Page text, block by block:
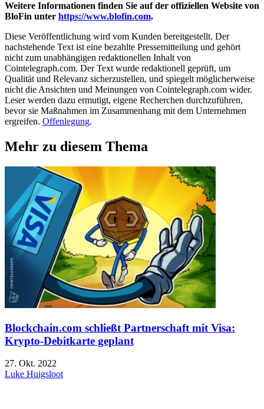
Weitere Informationen finden Sie auf der offiziellen Website von
BloFin unter https://www.blofin.com.
Diese Veröffentlichung wird vom Kunden bereitgestellt. Der
nachstehende Text ist eine bezahlte Pressemitteilung und gehört
nicht zum unabhängigen redaktionellen Inhalt von
Cointelegraph.com. Der Text wurde redaktionell geprüft, um
Qualität und Relevanz sicherzustellen, und spiegelt möglicherweise
nicht die Ansichten und Meinungen von Cointelegraph.com wider.
Leser werden dazu ermutigt, eigene Recherchen durchzuführen,
bevor sie Maßnahmen im Zusammenhang mit dem Unternehmen
ergreifen. Offenlegung.
Mehr zu diesem Thema
Blockchain.com schließt Partnerschaft mit Visa:
Krypto-Debitkarte geplant
27. Okt. 2022
Luke Huigsloot